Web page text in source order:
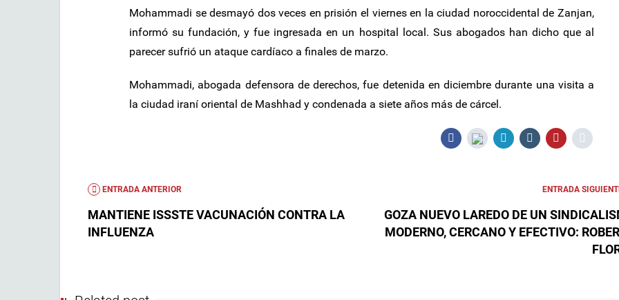
Mohammadi se desmayó dos veces en prisión el viernes en la ciudad noroccidental de Zanjan,
informó su fundación, y fue ingresada en un hospital local. Sus abogados han dicho que al
parecer sufrió un ataque cardíaco a finales de marzo.
Mohammadi, abogada defensora de derechos, fue detenida en diciembre durante una visita a
la ciudad iraní oriental de Mashhad y condenada a siete años más de cárcel.
ENTRADA ANTERIOR
MANTIENE ISSSTE VACUNACIÓN CONTRA LA
INFLUENZA
ENTRADA
GOZA NUEVO LAREDO DE UN
MODERNO, CERCANO Y EFECTIVO: